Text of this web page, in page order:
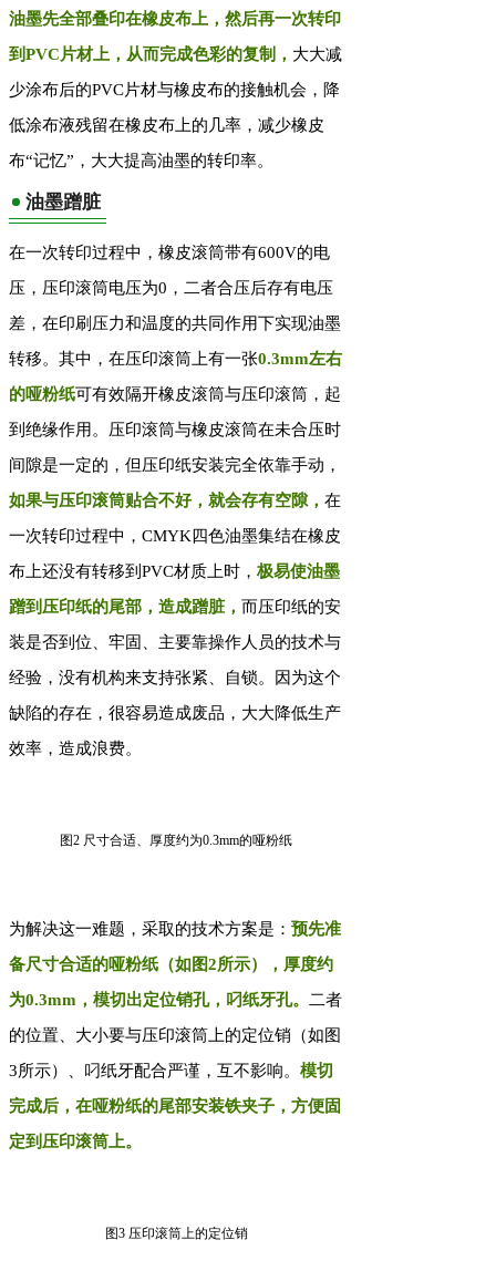
油墨先全部叠印在橡皮布上，然后再一次转印
到PVC片材上，从而完成色彩的复制， 大大减
少涂布后的PVC片材与橡皮布的接触机会，降
低涂布液残留在橡皮布上的几率，减少橡皮
布“记忆”，大大提高油墨的转印率。
油墨蹭脏
在一次转印过程中，橡皮滚筒带有600V的电
压，压印滚筒电压为0，二者合压后存有电压
差，在印刷压力和温度的共同作用下实现油墨
转移。其中，在压印滚筒上有一张0.3mm左右
的哑粉纸可有效隔开橡皮滚筒与压印滚筒，起
到绝缘作用。压印滚筒与橡皮滚筒在未合压时
间隙是一定的，但压印纸安装完全依靠手动，
如果与压印滚筒贴合不好，就会存有空隙， 在
一次转印过程中，CMYK四色油墨集结在橡皮
布上还没有转移到PVC材质上时， 极易使油墨
蹭到压印纸的尾部，造成蹭脏， 而压印纸的安
装是否到位、牢固、主要靠操作人员的技术与
经验，没有机构来支持张紧、自锁。因为这个
缺陷的存在，很容易造成废品，大大降低生产
效率，造成浪费。
图2 尺寸合适、厚度约为0.3mm的哑粉纸
为解决这一难题，采取的技术方案是： 预先准
备尺寸合适的哑粉纸（如图2所示），厚度约
为0.3mm，模切出定位销孔，叼纸牙孔。
二者
的位置、大小要与压印滚筒上的定位销（如图
3所示）、叼纸牙配合严谨，互不影响。 模切
完成后，在哑粉纸的尾部安装铁夹子，方便固
定到压印滚筒上。
图3 压印滚筒上的定位销